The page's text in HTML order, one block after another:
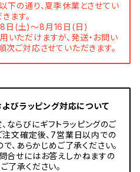
下の通り、夏季休業とさせてい
ます。
8日(土)～8月16日(日)
いただけますが、発送・お問い
ご対応させていただきます。
よびラッピング対応について
ならびにギフトラッピングのご
注文確定後、7営業日以内での
、あらかじめご了承ください。
合せにはお答えしかねますの
了承ください。